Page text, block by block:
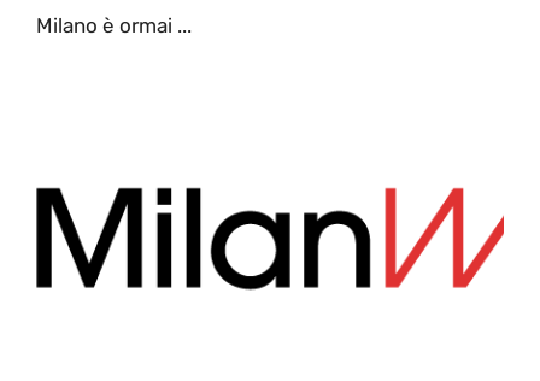
Milano è ormai ...